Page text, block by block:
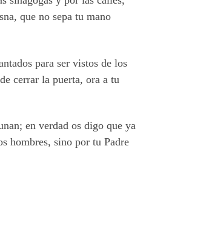
que no sepa tu mano
para ser vistos de los
cerrar la puerta, ora a tu
en verdad os digo que ya
hombres, sino por tu Padre